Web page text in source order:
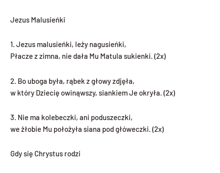
Jezus Malusieńki
1. Jezus malusieńki, leży nagusieńki,
Płacze z zimna, nie dała Mu Matula sukienki. (2x)
2. Bo uboga była, rąbek z głowy zdjęła,
w który Dziecię owinąwszy, siankiem Je okryła. (2x)
3. Nie ma kolebeczki, ani poduszeczki,
we żłobie Mu położyła siana pod główeczki. (2x)
Gdy się Chrystus rodzi